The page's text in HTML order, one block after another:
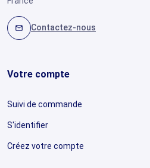
mail Contactez-nous
Votre compte
Suivi de commande
S'identifier
Créez votre compte